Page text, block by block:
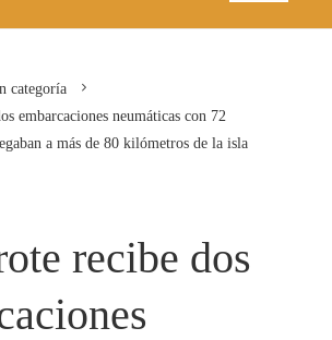
categoría
embarcaciones neumáticas con 72
a más de 80 kilómetros de la isla
recibe dos